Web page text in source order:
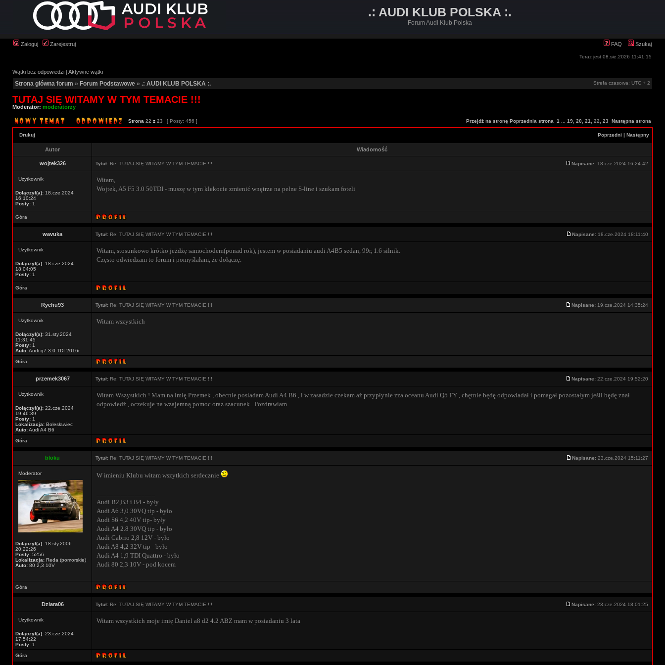
.: AUDI KLUB POLSKA :.
Forum Audi Klub Polska
Zaloguj Zarejestruj FAQ Szukaj
Teraz jest 08.sie.2026 11:41:15
Wątki bez odpowiedzi | Aktywne wątki
Strona główna forum » Forum Podstawowe » .: AUDI KLUB POLSKA :. Strefa czasowa: UTC + 2
TUTAJ SIĘ WITAMY W TYM TEMACIE !!!
Moderator: moderatorzy
Strona 22 z 23 [ Posty: 456 ] Przejdź na stronę Poprzednia strona 1 19 20 21 22 23 Następna strona
Drukuj Poprzedni | Następny
Autor Wiadomość
wojtek326 Tytuł: Re: TUTAJ SIĘ WITAMY W TYM TEMACIE !!! Napisane: 18.cze.2024 16:24:42
Użytkownik
Dołączył(a): 18.cze.2024
16:10:24
Posty: 1
Witam,
Wojtek, A5 F5 3.0 50TDI - muszę w tym klekocie zmienić wnętrze na pełne S-line i szukam foteli
Góra
wavuka Tytuł: Re: TUTAJ SIĘ WITAMY W TYM TEMACIE !!! Napisane: 18.cze.2024 18:11:40
Użytkownik
Dołączył(a): 18.cze.2024
18:04:05
Posty: 1
Witam, stosunkowo krótko jeżdżę samochodem(ponad rok), jestem w posiadaniu audi A4B5 sedan, 99r, 1.6 silnik.
Często odwiedzam to forum i pomyślałam, że dołączę.
Góra
Rychu93 Tytuł: Re: TUTAJ SIĘ WITAMY W TYM TEMACIE !!! Napisane: 19.cze.2024 14:35:24
Użytkownik
Dołączył(a): 31.sty.2024
11:31:45
Posty: 1
Auto:Audi q7 3.0 TDI 2016r
Witam wszystkich
Góra
przemek3067 Tytuł: Re: TUTAJ SIĘ WITAMY W TYM TEMACIE !!! Napisane: 22.cze.2024 19:52:20
Użytkownik
Dołączył(a): 22.cze.2024
19:46:39
Posty: 1
Lokalizacja: Bolesławiec
Auto:Audi A4 B6
Witam Wszystkich ! Mam na imię Przemek , obecnie posiadam Audi A4 B6 , i w zasadzie czekam aż przypłynie zza oceanu Audi Q5 FY , chętnie będę odpowiadał i pomagał pozostałym jeśli będę znał
odpowiedź , oczekuje na wzajemną pomoc oraz szacunek . Pozdrawiam
Góra
bloku Tytuł: Re: TUTAJ SIĘ WITAMY W TYM TEMACIE !!! Napisane: 23.cze.2024 15:11:27
Moderator
Dołączył(a): 18.sty.2006
20:22:26
Posty: 5256
Lokalizacja: Reda (pomorskie)
Auto: 80 2,3 10V
W imieniu Klubu witam wszytkich serdecznie
Audi B2,B3 i B4 - były
Audi A6 3,0 30VQ tip - było
Audi S6 4,2 40V tip- były
Audi A4 2.8 30VQ tip - było
Audi Cabrio 2,8 12V - było
Audi A8 4,2 32V tip - było
Audi A4 1,9 TDI Quattro - było
Audi 80 2,3 10V - pod kocem
Góra
Dziara06 Tytuł: Re: TUTAJ SIĘ WITAMY W TYM TEMACIE !!! Napisane: 23.cze.2024 18:01:25
Użytkownik
Dołączył(a): 23.cze.2024
17:54:22
Posty: 1
Witam wszystkich moje imię Daniel a8 d2 4.2 ABZ mam w posiadaniu 3 lata
Góra